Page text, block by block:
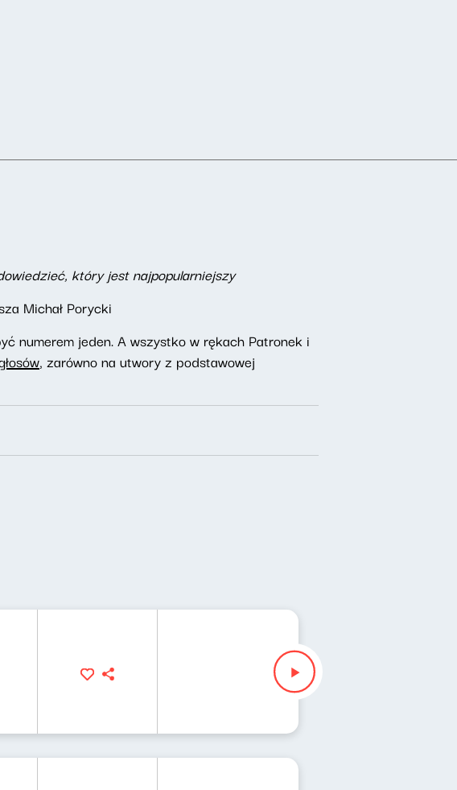
który jest najpopularniejszy
Michał Porycki
numerem jeden. A wszystko w rękach Patronek i
, zarówno na utwory z podstawowej